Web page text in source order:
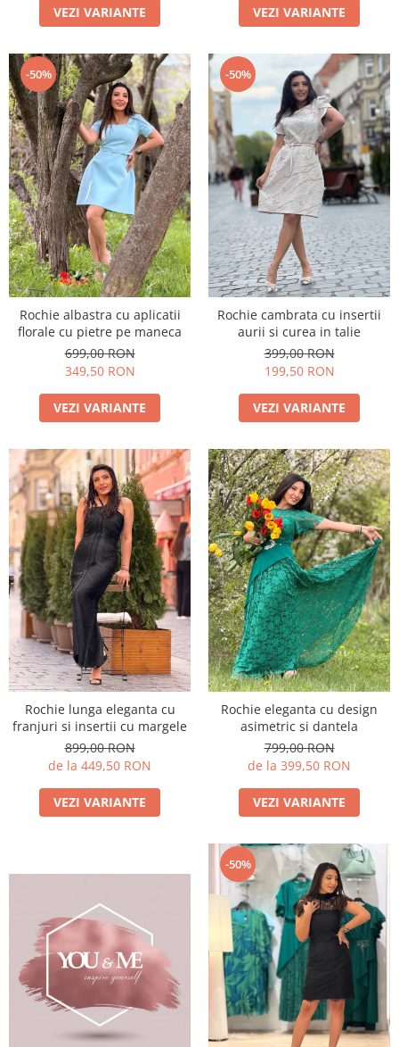
VEZI VARIANTE VEZI VARIANTE
-50%
Rochie albastra cu aplicatii
florale cu pietre pe maneca
699,00 RON
349,50 RON
VEZI VARIANTE
-50%
Rochie cambrata cu insertii
aurii si curea in talie
399,00 RON
199,50 RON
VEZI VARIANTE
Rochie lunga eleganta cu
franjuri si insertii cu margele
899,00 RON
de la 449,50 RON
VEZI VARIANTE
Rochie eleganta cu design
asimetric si dantela
799,00 RON
de la 399,50 RON
VEZI VARIANTE
-50%